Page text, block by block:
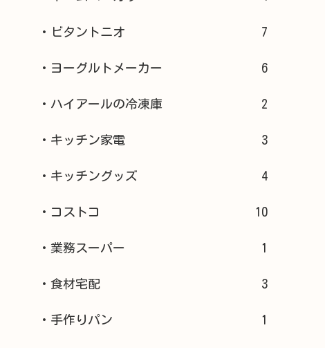
・ビタントニオ 7
・ヨーグルトメーカー 6
・ハイアールの冷凍庫 2
・キッチン家電 3
・キッチングッズ 4
・コストコ 10
・業務スーパー 1
・食材宅配 3
・手作りパン 1